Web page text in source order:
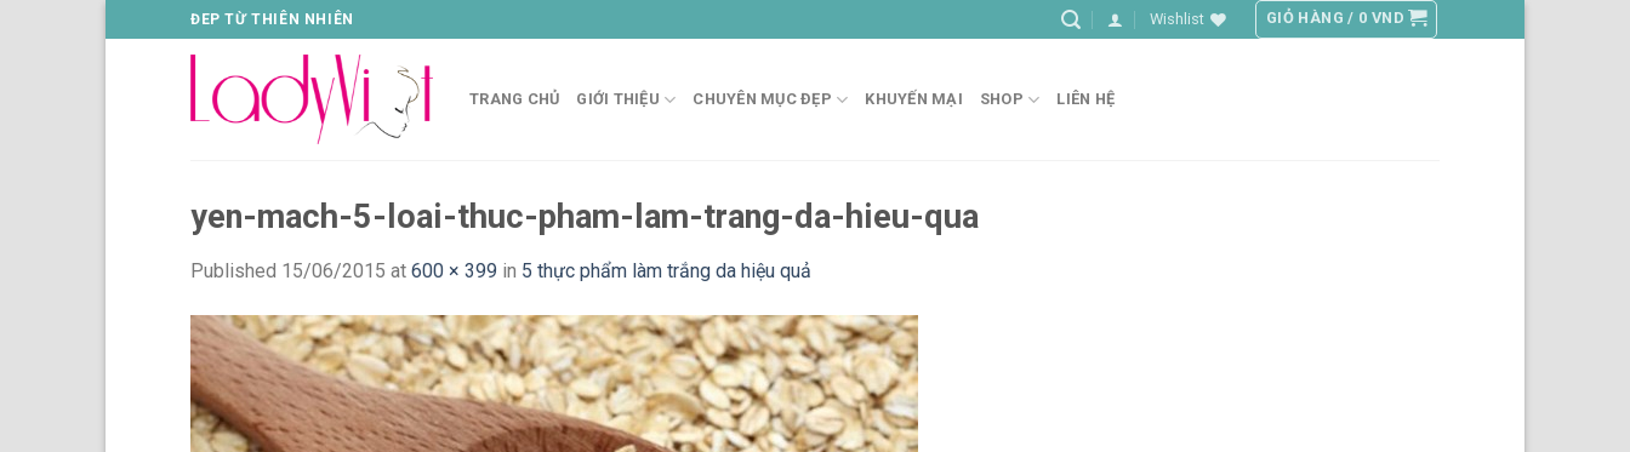
to
ĐEP TỪ THIÊN NHIÊN Wishlist GIỎ HÀNG / 0 VND
TRANG CHỦ GIỚI THIỆU CHUYÊN MỤC ĐẸP KHUYẾN MẠI SHOP LIÊN HỆ
yen-mach-5-loai-thuc-pham-lam-trang-da-hieu-qua
Published 15/06/2015 at 600 × 399 in 5 thực phẩm làm trắng da hiệu quả